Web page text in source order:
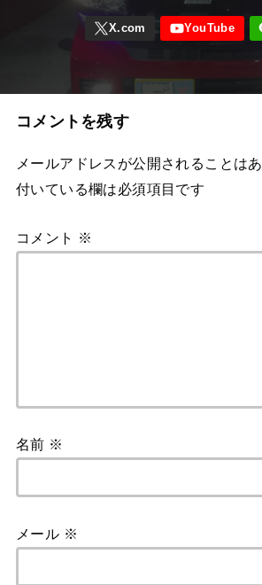
コメントを残す
メールアドレスが公開されることはあ
付いている欄は必須項目です
コメント ※
名前 ※
メール ※